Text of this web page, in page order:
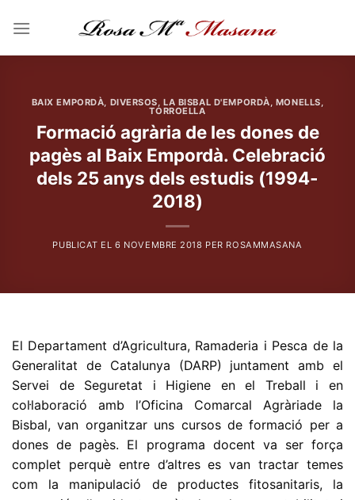
BAIX EMPORDÀ, DIVERSOS,LA BISBAL D'EMPORDÀ, MONELLS,
TORROELLA
Formació agrària de les dones de
pagès al Baix Empordà. Celebració
dels 25 anys dels estudis (1994-
2018)
PUBLICAT EL6 NOVEMBRE 2018 PER ROSAMMASANA
El Departament d’Agricultura, Ramaderia i Pesca de la
Generalitat de Catalunya (DARP) juntament amb el
Servei de Seguretat i Higiene en el Treball i en
col·laboració amb l’Oficina Comarcal Agràriade la
Bisbal, van organitzar uns cursos de formació per a
dones de pagès. El programa docent va ser força
complet perquè entre d’altres es van tractar temes
com la manipulació de productes fitosanitaris, la